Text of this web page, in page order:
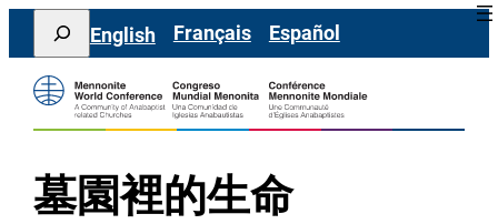
Search
English Français Español
墓園裡的生命